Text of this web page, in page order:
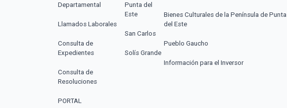
Departamental
Llamados Laborales
Consulta de
Expedientes
Consulta de
Resoluciones
PORTAL
Punta del
Este
San Carlos
Solís Grande
Bienes Culturales de la Península de Punta
del Este
Pueblo Gaucho
Información para el Inversor